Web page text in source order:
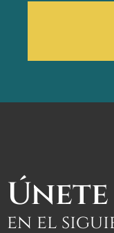
en el